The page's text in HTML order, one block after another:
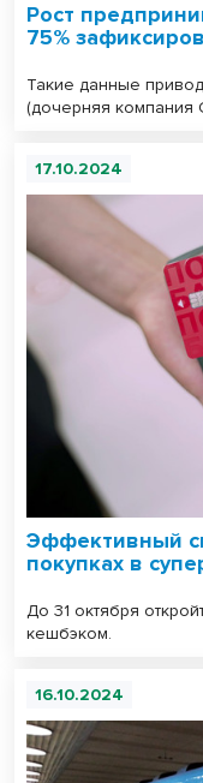
Рост
75%
Такие данные
(дочерняя компания
17.10.2024
Эффективный
покупках в
До 31 октября
кешбэком.
16.10.2024